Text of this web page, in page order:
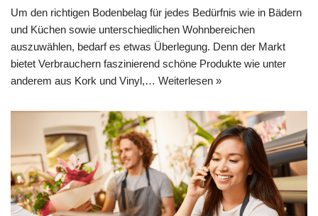
Um den richtigen Bodenbelag für jedes Bedürfnis wie in Bädern
und Küchen sowie unterschiedlichen Wohnbereichen
auszuwählen, bedarf es etwas Überlegung. Denn der Markt
bietet Verbrauchern faszinierend schöne Produkte wie unter
anderem aus Kork und Vinyl,… Weiterlesen »